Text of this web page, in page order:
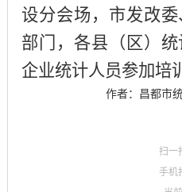
设分会场，市发改
部门，各县（区）
企业统计人员参加培
作者：昌都市
扫一
手机